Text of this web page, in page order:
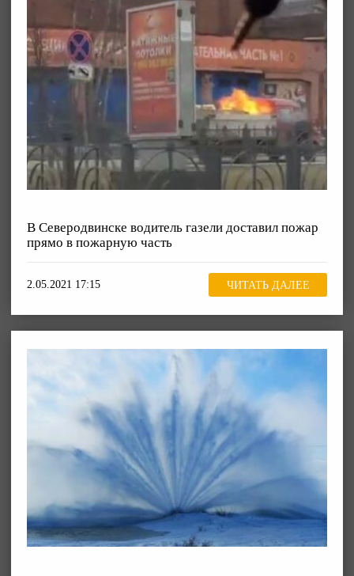
В Северодвинске водитель газели доставил пожар
прямо в пожарную часть
2.05.2021 17:15 ЧИТАТЬ ДАЛЕЕ